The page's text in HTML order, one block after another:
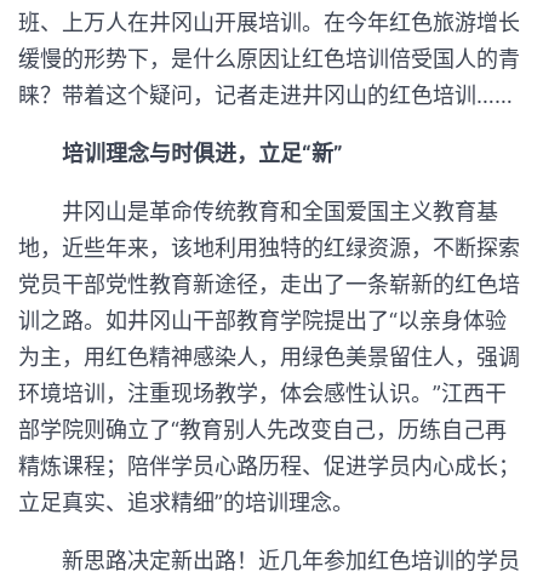
班、上万人在井冈山开展培训。在今年红色旅游增长
缓慢的形势下，是什么原因让红色培训倍受国人的青
睐？带着这个疑问，记者走进井冈山的红色培训……
培训理念与时俱进，立足“新”
井冈山是革命传统教育和全国爱国主义教育基
地，近些年来，该地利用独特的红绿资源，不断探索
党员干部党性教育新途径，走出了一条崭新的红色培
训之路。如井冈山干部教育学院提出了“以亲身体验
为主，用红色精神感染人，用绿色美景留住人，强调
环境培训，注重现场教学，体会感性认识。”江西干
部学院则确立了“教育别人先改变自己，历练自己再
精炼课程；陪伴学员心路历程、促进学员内心成长；
立足真实、追求精细”的培训理念。
新思路决定新出路！近几年参加红色培训的学员